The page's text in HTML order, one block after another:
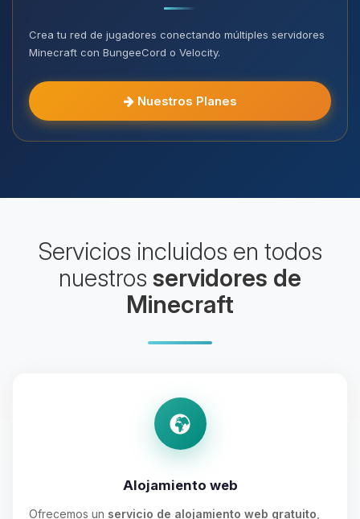
Crea tu red de jugadores conectando múltiples servidores
Minecraft con BungeeCord o Velocity.
Nuestros Planes
Servicios incluidos en todos
nuestros servidores de
Minecraft
Alojamiento web
Ofrecemos un servicio de alojamiento web gratuito